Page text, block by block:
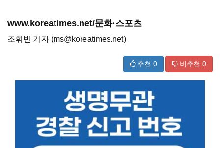
www.koreatimes.net/문화·스포츠
조휘빈 기자 (ms@koreatimes.net)
추천 0 비추천 0